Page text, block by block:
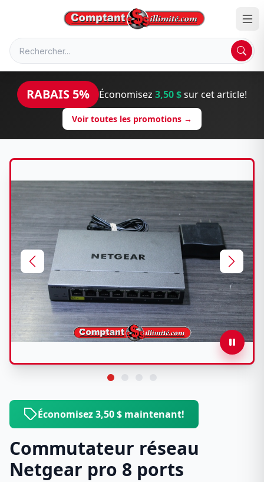
RABAIS 5% Économisez 3,50 $sur cet article!
Voir toutes les promotions →
Économisez 3,50 $ maintenant!
Commutateur réseau
Netgear pro 8 ports